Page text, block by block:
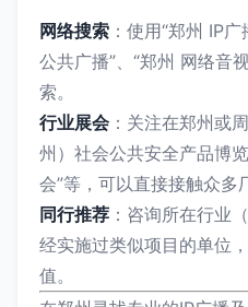
网络搜索 ：使用“郑州 IP
公共广播”、“郑州 网络音
索。
行业展会 ：关注在郑州或
州）社会公共安全产品博
会”等，可以直接接触众多
同行推荐 ：咨询所在行业
经实施过类似项目的单位
值。